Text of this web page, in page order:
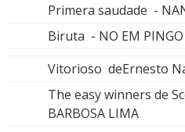
Primera saudade -
Biruta - NO EM PINGO
Vitorioso deErnesto
The easy winners de
BARBOSA LIMA